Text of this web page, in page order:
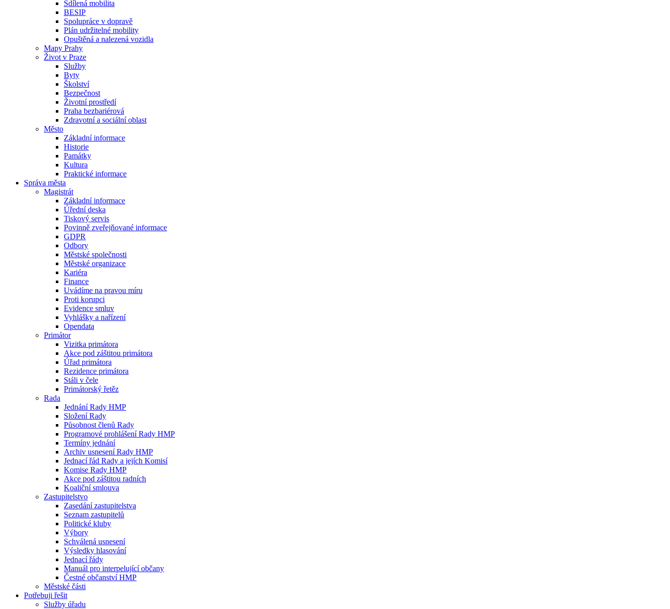
Sdílená mobilita
BESIP
Spolupráce v dopravě
Plán udržitelné mobility
Opuštěná a nalezená vozidla
Mapy Prahy
Život v Praze
Služby
Byty
Školství
Bezpečnost
Životní prostředí
Praha bezbariérová
Zdravotní a sociální oblast
Město
Základní informace
Historie
Památky
Kultura
Praktické informace
Správa města
Magistrát
Základní informace
Úřední deska
Tiskový servis
Povinně zveřejňované informace
GDPR
Odbory
Městské společnosti
Městské organizace
Kariéra
Finance
Uvádíme na pravou míru
Proti korupci
Evidence smluv
Vyhlášky a nařízení
Opendata
Primátor
Vizitka primátora
Akce pod záštitou primátora
Úřad primátora
Rezidence primátora
Stáli v čele
Primátorský řetěz
Rada
Jednání Rady HMP
Složení Rady
Působnost členů Rady
Programové prohlášení Rady HMP
Termíny jednání
Archiv usnesení Rady HMP
Jednací řád Rady a jejích Komisí
Komise Rady HMP
Akce pod záštitou radních
Koaliční smlouva
Zastupitelstvo
Zasedání zastupitelstva
Seznam zastupitelů
Politické kluby
Výbory
Schválená usnesení
Výsledky hlasování
Jednací řády
Manuál pro interpelující občany
Čestné občanství HMP
Městské části
Potřebuji řešit
Služby úřadu